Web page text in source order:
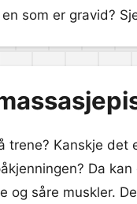
som er gravid?
trene? Kanskje
Da
og såre muskler.